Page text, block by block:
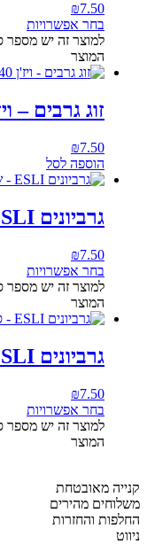
₪7.50
בחר אפשרויות
למוצר זה יש מספר
המוצר
זוג גרבים –
₪7.50
הוספה לסל
גרביונים ESLI – שזוף אקזוטי – 15 דינר
₪7.50
בחר אפשרויות
למוצר זה יש מספר
המוצר
גרביונים ESLI – סיסי – 40 דינר
₪7.50
בחר אפשרויות
למוצר זה יש מספר
המוצר
קנייה מאובטחת
משלוחים מהירים
החלפות והחזרות
ניווט